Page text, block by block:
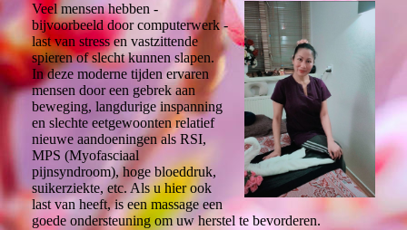
Veel mensen hebben -
bijvoorbeeld door computerwerk -
last van stress en vastzittende
spieren of slecht kunnen slapen.
In deze moderne tijden ervaren
mensen door een gebrek aan
beweging, langdurige inspanning
en slechte eetgewoonten relatief
nieuwe aandoeningen als RSI,
MPS (Myofasciaal
pijnsyndroom), hoge bloeddruk,
suikerziekte, etc. Als u hier ook
last van heeft, is een massage een
goede ondersteuning om uw herstel te bevorderen.